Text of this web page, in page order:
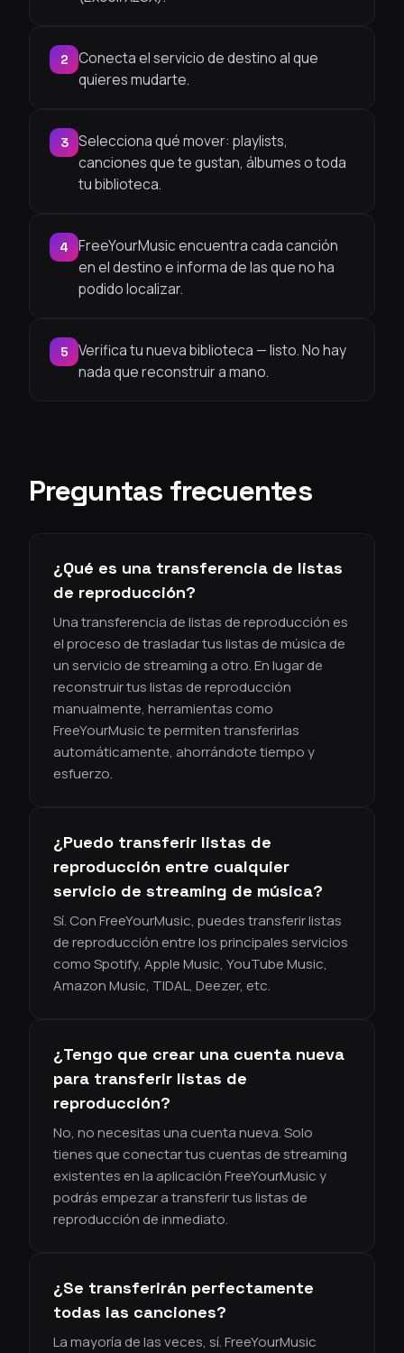
2
Conecta el servicio de destino al que
quieres mudarte.
3
Selecciona qué mover: playlists,
canciones que te gustan, álbumes o toda
tu biblioteca.
4
FreeYourMusic encuentra cada canción
en el destino e informa de las que no ha
podido localizar.
5
Verifica tu nueva biblioteca — listo. No hay
nada que reconstruir a mano.
Preguntas frecuentes
¿Qué es una transferencia de listas
de reproducción?
Una transferencia de listas de reproducción es
el proceso de trasladar tus listas de música de
un servicio de streaming a otro. En lugar de
reconstruir tus listas de reproducción
manualmente, herramientas como
FreeYourMusic te permiten transferirlas
automáticamente, ahorrándote tiempo y
esfuerzo.
¿Puedo transferir listas de
reproducción entre cualquier
servicio de streaming de música?
Sí. Con FreeYourMusic, puedes transferir listas
de reproducción entre los principales servicios
como Spotify, Apple Music, YouTube Music,
Amazon Music, TIDAL, Deezer, etc.
¿Tengo que crear una cuenta nueva
para transferir listas de
reproducción?
No, no necesitas una cuenta nueva. Solo
tienes que conectar tus cuentas de streaming
existentes en la aplicación FreeYourMusic y
podrás empezar a transferir tus listas de
reproducción de inmediato.
¿Se transferirán perfectamente
todas las canciones?
La mayoría de las veces, sí. FreeYourMusic